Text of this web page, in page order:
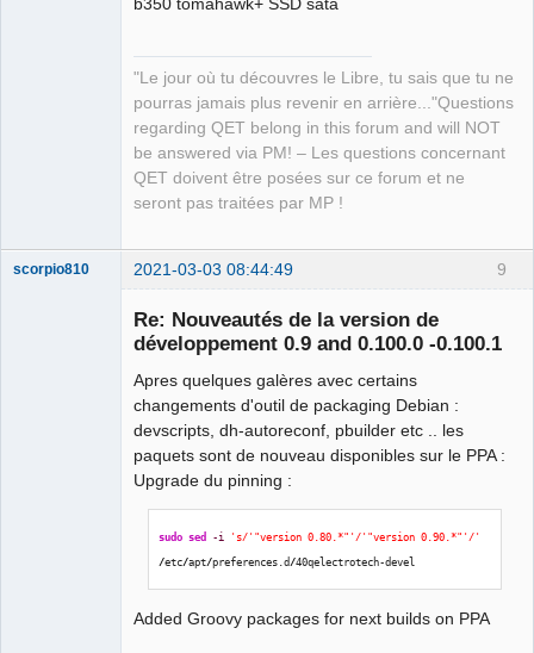
b350 tomahawk+ SSD sata
"Le jour où tu découvres le Libre, tu sais que tu ne
pourras jamais plus revenir en arrière..."Questions
regarding QET belong in this forum and will NOT
be answered via PM! – Les questions concernant
QET doivent être posées sur ce forum et ne
seront pas traitées par MP !
9
scorpio810 2021-03-03 08:44:49
Re: Nouveautés de la version de
développement 0.9 and 0.100.0 -0.100.1
Apres quelques galères avec certains
changements d'outil de packaging Debian :
devscripts, dh-autoreconf, pbuilder etc .. les
paquets sont de nouveau disponibles sur le PPA :
Upgrade du pinning :
sudo sed -i 's/' "version 0.80.*" '/' "version 0.90.*" '/'
/etc/apt/preferences.d/40qelectrotech-devel
Added Groovy packages for next builds on PPA